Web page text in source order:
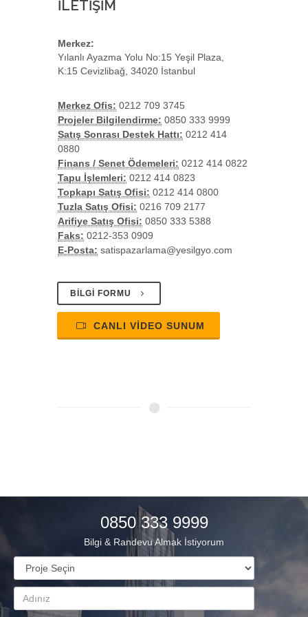
İLETİŞİM
Merkez:
Yılanlı Ayazma Yolu No:15 Yeşil Plaza,
K:15 Cevizlibağ, 34020 İstanbul
Merkez Ofis: 0212 709 3745
Projeler Bilgilendirme: 0850 333 9999
Satış Sonrası Destek Hattı: 0212 414
0880
Finans / Senet Ödemeleri: 0212 414 0822
Tapu İşlemleri: 0212 414 0823
Topkapı Satış Ofisi: 0212 414 0800
Tuzla Satış Ofisi: 0216 709 2177
Arifiye Satış Ofisi: 0850 333 5388
Faks: 0212-353 0909
E-Posta: satispazarlama@yesilgyo.com
BİLGİ FORMU
CANLI VİDEO SUNUM
0850 333 9999
Bilgi & Randevu Almak İstiyorum